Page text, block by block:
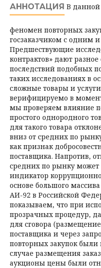
АННОТАЦИЯ В данной
феномен повторных
госзаказчиком с одним
Предшествующие
контрактов» дают
последствий подобных
таких исследованиях в
сложные товары и
верифицируемо в
мы проверяем влияние
простого однородного
для такого товара
вниз от средних по
как признак
поставщика. Напротив,
средних по рынку может
индикатор
основе большого
АИ-92 в Российской
показываем, что при
прозрачных процедур,
для сговора
поставщика и через
повторных закупок
случае размещения
аукционы цены были